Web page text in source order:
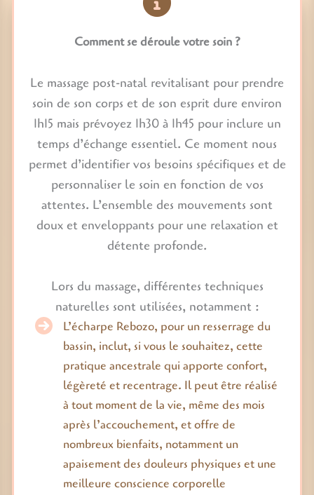
Comment se déroule votre soin ?
Le massage post-natal revitalisant pour prendre
soin de son corps et de son esprit dure environ
1h15 mais prévoyez 1h30 à 1h45 pour inclure un
temps d’échange essentiel. Ce moment nous
permet d’identifier vos besoins spécifiques et de
personnaliser le soin en fonction de vos
attentes. L’ensemble des mouvements sont
doux et enveloppants pour une relaxation et
détente profonde.
Lors du massage, différentes techniques
naturelles sont utilisées, notamment :
L’écharpe Rebozo, pour un resserrage du
bassin, inclut, si vous le souhaitez, cette
pratique ancestrale qui apporte confort,
légèreté et recentrage. Il peut être réalisé
à tout moment de la vie, même des mois
après l’accouchement, et offre de
nombreux bienfaits, notamment un
apaisement des douleurs physiques et une
meilleure conscience corporelle